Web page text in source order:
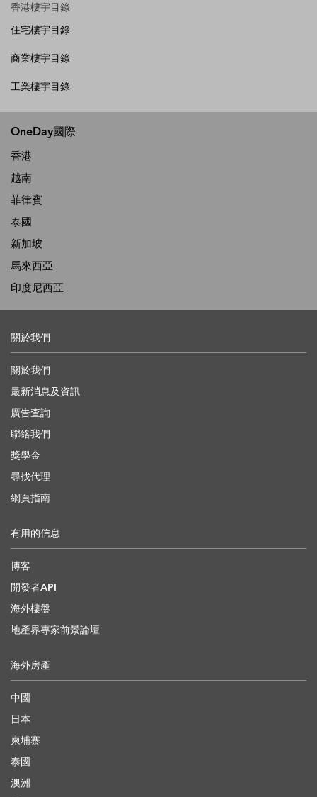
香港樓宇目錄
住宅樓宇目錄
商業樓宇目錄
工業樓宇目錄
OneDay國際
香港
越南
菲律賓
泰國
新加坡
馬來西亞
印度尼西亞
關於我們
關於我們
最新消息及資訊
廣告查詢
聯絡我們
獎學金
尋找代理
網頁指南
有用的信息
博客
開發者API
海外樓盤
地產界專家前景論壇
海外房產
中國
日本
柬埔寨
泰國
澳洲